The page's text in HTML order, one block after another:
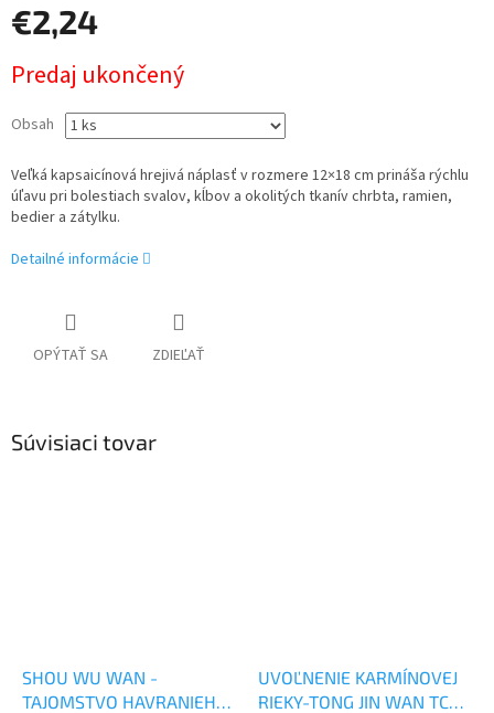
€2,24
cena:
Predaj ukončený
Obsah
Veľká kapsaicínová hrejivá náplasť v rozmere 12×18 cm prináša rýchlu
úľavu pri bolestiach svalov, kĺbov a okolitých tkanív chrbta, ramien,
bedier a zátylku.
Detailné informácie
OPÝTAŤ SA ZDIEĽAŤ
Súvisiaci tovar
SHOU WU WAN -
TAJOMSTVO HAVRANIEHO
UVOĽNENIE KARMÍNOVEJ
RIEKY-TONG JIN WAN TCM